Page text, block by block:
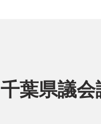
千葉県議